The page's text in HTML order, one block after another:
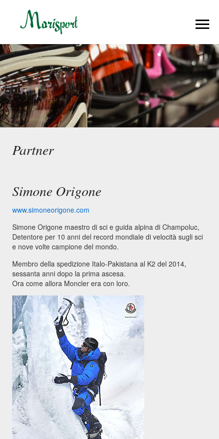
Partner
Simone Origone
www.simoneorigone.com
Simone Origone maestro di sci e guida alpina di Champoluc,
Detentore per 10 anni del record mondiale di velocità sugli sci
e nove volte campione del mondo.
Membro della spedizione Italo-Pakistana al K2 del 2014,
sessanta anni dopo la prima ascesa.
Ora come allora Moncler era con loro.